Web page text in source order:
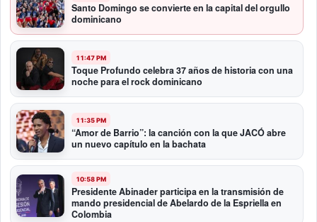
Santo Domingo se convierte en la capital del orgullo
dominicano
11:47 PM
Toque Profundo celebra 37 años de historia con una
noche para el rock dominicano
11:35 PM
“Amor de Barrio”: la canción con la que JACÓ abre
un nuevo capítulo en la bachata
10:58 PM
Presidente Abinader participa en la transmisión de
mando presidencial de Abelardo de la Espriella en
Colombia